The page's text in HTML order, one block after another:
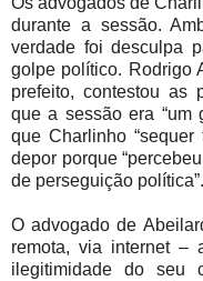
durante a sessão.
verdade foi desculpa
golpe político. Rodrigo
prefeito, contestou as
que a sessão era “um
que Charlinho “sequer
depor porque
de perseguição política”.
O advogado de
remota, via internet –
ilegitimidade do seu